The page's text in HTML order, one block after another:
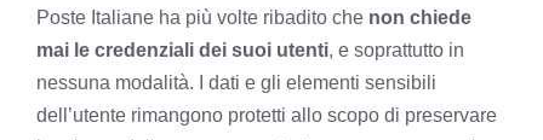
Poste Italiane ha più volte ribadito che non chiede
mai le credenziali dei suoi utenti, e soprattutto in
nessuna modalità. I dati e gli elementi sensibili
dell’utente rimangono protetti allo scopo di preservare